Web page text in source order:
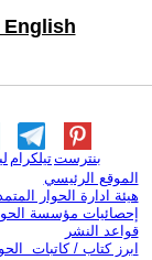
English
تيلكرامبنترست
الموقع الرئيسي
هيئة ادارة الحوار
إحصائيات مؤسسة
قواعد النشر
ابرز كتاب / كاتبات